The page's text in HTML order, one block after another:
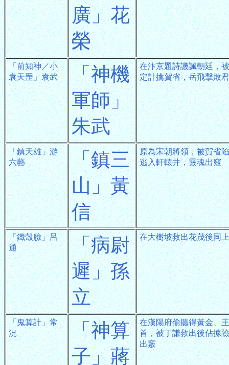
廣」花
榮
「前知神／小
袁天罡」袁武
「神機
軍師」
朱武
在汴京題詩譏諷朝廷，
定計擒賀省，岳飛擊敗
「鎮天雄」游
六藝
「鎮三
山」黃
信
原為宋朝將領，被賀省
逃入軒轅井，靈魂出竅
「鐵殼臉」呂
通
「病尉
遲」孫
立
在大樹坡救出花茂後同
「鬼算計」常
況
「神算
子」蔣
在漢陽府偷聽得黃金、
首，被丁謙救出後佔據
出竅